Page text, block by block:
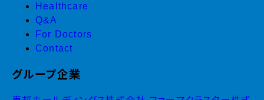
Healthcare
Q&A
For Doctors
Contact
グループ企業